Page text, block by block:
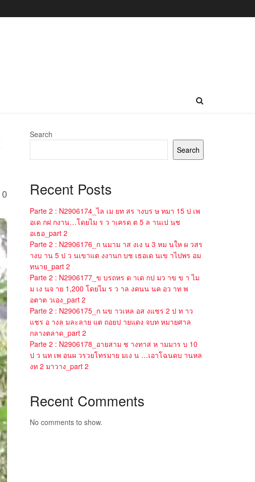
0
Search
Search
Recent Posts
Parte 2 : N2906174_ไล เม ยท สร างบร ษ ทมา 15 ป เพ
อเด กฝ กงาน…โดยไม ร ว าเครด ต 5 ล านเป นช
อเธอ_part 2
Parte 2 : N2906176_ก นมาม าส งเง น 3 หม นให ผ วสร
างบ าน 5 ป ว นเขาแต งงานก บช เธอเด นเข าไปพร อม
ทนาย_part 2
Parte 2 : N2906177_ข บรถหร ด าเด กป มว าข ข า ไม
ม เง นจ าย 1,200 โดยไม ร ว าล งคนน นค อว าท พ
อตาต วเอง_part 2
Parte 2 : N2906175_ก นข าวเหล อส งแชร 2 ป ท าว
แชร อ างล มละลาย แต ถอยป ายแดง จบท หมายศาล
กลางตลาด_part 2
Parte 2 : N2906178_อายสาม ช างทาส ห ามมาร บ 10
ป ว นท เพ อนผ วรวยโทรมาย มเง น …เอาโฉนดบ านหล
งท 2 มาวาง_part 2
Recent Comments
No comments to show.